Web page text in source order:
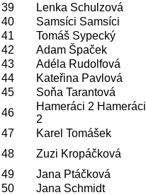
39 Lenka Schulzová
40
Samsíci Samsíci
41
Tomáš Sypecký
42
Adam Špaček
43
Adéla Rudolfová
44
Kateřina Pavlová
45
Soňa Tarantová
46
Hameráci 2 Hameráci
2
47
Karel Tomášek
48
Zuzi Kropáčková
49
Jana Ptáčková
50
Jana Schmidt